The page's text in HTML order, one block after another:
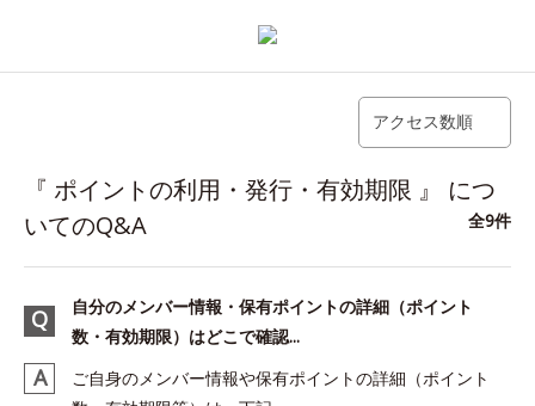
アクセス数順
『 ポイントの利用・発行・有効期限 』 につ
いてのQ&A
全9件
自分のメンバー情報・保有ポイントの詳細（ポイント
数・有効期限）はどこで確認...
ご自身のメンバー情報や保有ポイントの詳細（ポイント